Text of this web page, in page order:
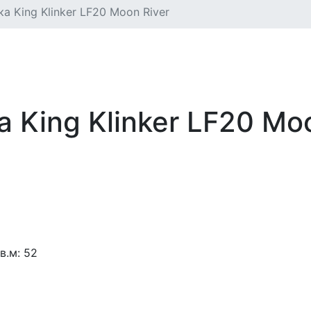
King Klinker LF20 Moon River
King Klinker LF20
52